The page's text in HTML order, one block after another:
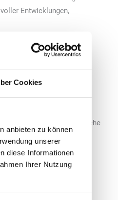
Cookies
anbieten zu können
unserer
diese Informationen
Ihrer Nutzung
Entwicklungen,
sie sich seit ihrer ersten
Ausstellungsfläche war
sie bei jeder Ausgabe
hat sich dank ihrer
der Unterkunftspakete,
Knotenpunkt für die Branche
Ausgabe ist auch ein
voran, und mit jeder
neuen
Jahre dank ihres